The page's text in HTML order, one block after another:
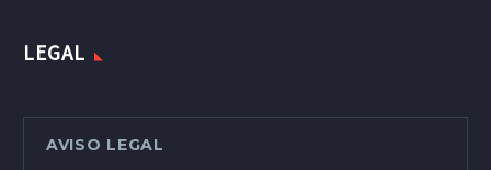
LEGAL
AVISO LEGAL